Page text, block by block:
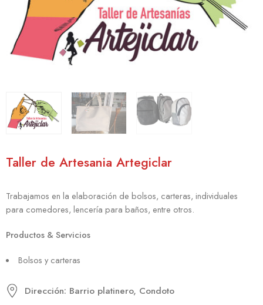
Taller de Artesania Artegiclar
Trabajamos en la elaboración de bolsos, carteras, individuales
para comedores, lencería para baños, entre otros.
Productos & Servicios
Bolsos y carteras
Dirección: Barrio platinero, Condoto